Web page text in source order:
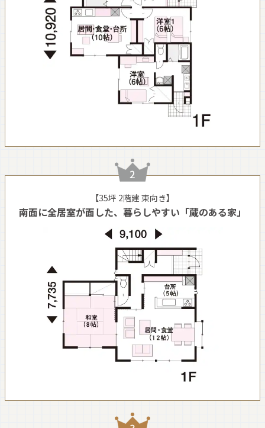
【35坪 2階建 東向き】
南面に全居室が面した、暮らしやすい「蔵のある家」